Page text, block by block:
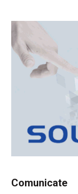
Comunicate